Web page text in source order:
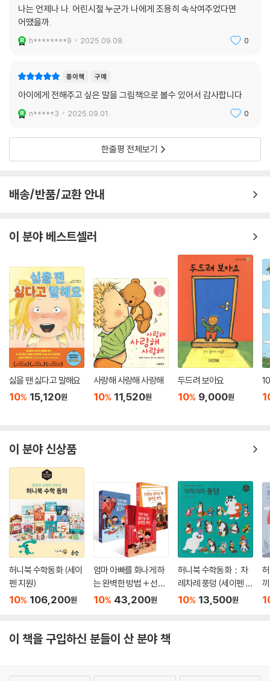
제나 너야”라고 이야기하며 책을 읽어주세요. 아이들이 감정과 자신을 분
리해보며 내적 회복력을 키울 수 있어요.
이 책은 어른에게도 짧은 명상문처럼 다가와요. 감정과 생각에서 한 발짝
〈옮긴이의 말〉
“이 책은 존재에 대한 직관적이고도 품위 있는 어린이 명상 안내서로, 정서
적 안정감과 회복탄력성 등 아이들이 평생 간직할 내면의 닻을 만들어줄
나는 언제나 나. 어린시절 누군가 나에게 조용히 속삭여주었다면
어땠을까.
h********9 2025.09.08. 0
종이책 구매
아이에게 전해주고 싶은 말을 그림책으로 볼수 있어서 감사합니다
n*****3 2025.09.01. 0
한줄평 전체보기
배송/반품/교환 안내
이 분야 베스트셀러
싫을 땐 싫다고 말해요
10% 15,120원
사랑해 사랑해 사랑해
10% 11,520원
두드려 보아요
10% 9,000원
이 분야 신상품
허니북 수학동화 (세이
펜 지원)
10% 106,200원
엄마 아빠를 화나게 하
는 완벽한 방법 + 선생
님을 화나게 하는 완벽
법 세트
10% 43,200원
허니북 수학동화：차
례차례 풍덩 (세이펜 지
원)
10% 13,500원
(
이 책을 구입하신 분들이 산 분야 책